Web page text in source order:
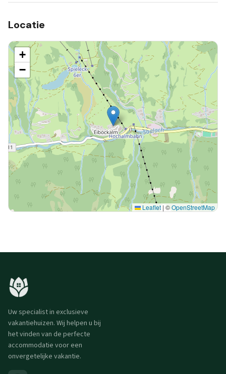
Locatie
+
−
Leaflet | ©OpenStreetMap
Uw specialist in exclusieve
vakantiehuizen. Wij helpen u bij
het vinden van de perfecte
accommodatie voor een
onvergetelijke vakantie.